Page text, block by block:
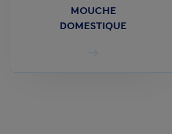
MOUCHE
DOMESTIQUE